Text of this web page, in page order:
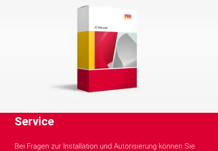
Service
Bei Fragen zur Installation und Autorisierung können Sie